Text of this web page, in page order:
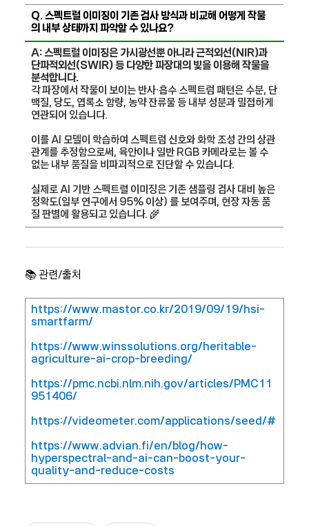
Q. 스펙트럴 이미징이 기존 검사 방식과 비교해 어떻게 작물
의 내부 상태까지 파악할 수 있나요?
A: 스펙트럴 이미징은 가시광선뿐 아니라 근적외선(NIR)과
단파적외선(SWIR) 등 다양한 파장대의 빛을 이용해 작물을
분석합니다.
각 파장에서 작물이 보이는 반사·흡수 스펙트럼 패턴은 수분, 단
백질, 당도, 엽록소 함량, 농약 잔류물 등 내부 성분과 밀접하게
연관되어 있습니다.
이를 AI 모델이 학습하여 스펙트럼 신호와 화학 조성 간의 상관
관계를 추정함으로써, 육안이나 일반 RGB 카메라로는 볼 수
없는 내부 품질을 비파괴적으로 진단할 수 있습니다.
실제로 AI 기반 스펙트럴 이미징은 기존 샘플링 검사 대비 높은
정확도(일부 연구에서 95% 이상) 를 보여주며, 현장 자동 품
질 판별에 활용되고 있습니다. 🌾
📚 관련/출처
https://www.mastor.co.kr/2019/09/19/hsi-
smartfarm/
https://www.winssolutions.org/heritable-
agriculture-ai-crop-breeding/
https://pmc.ncbi.nlm.nih.gov/articles/PMC11
951406/
https://videometer.com/applications/seed/#
https://www.advian.fi/en/blog/how-
hyperspectral-and-ai-can-boost-your-
quality-and-reduce-costs